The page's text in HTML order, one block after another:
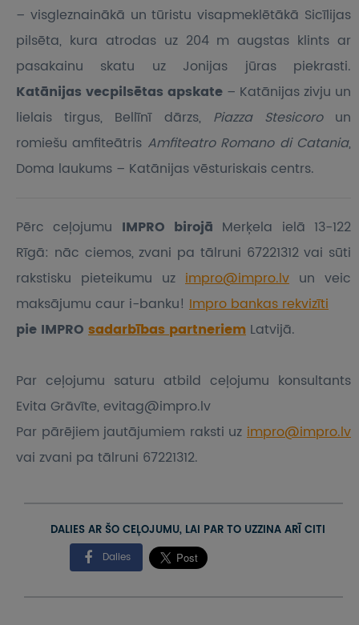
– visgleznainākā un tūristu visapmeklētākā Sicīlijas
pilsēta, kura atrodas uz 204 m augstas klints ar
pasakainu skatu uz Jonijas jūras piekrasti.
Katānijas vecpilsētas apskate – Katānijas zivju un
lielais tirgus, Bellīnī dārzs, Piazza Stesicoroun
romiešu amfiteātris Amfiteatro Romano di Catania,
Doma laukums – Katānijas vēsturiskais centrs.
Pērc ceļojumu IMPRO birojā Merķela ielā 13-122
Rīgā: nāc ciemos, zvani pa tālruni 67221312 vai sūti
rakstisku pieteikumu uz impro@impro.lv un veic
maksājumu caur i-banku! Impro bankas rekvizīti
pie IMPRO sadarbības partneriem Latvijā.
Par ceļojumu saturu atbild ceļojumu konsultants
Evita Grāvīte, evitag@impro.lv
Par pārējiem jautājumiem raksti uz impro@impro.lv
vai zvani pa tālruni 67221312.
DALIES AR ŠO CEĻOJUMU, LAI PAR TO UZZINA ARĪ CITI
Dalies